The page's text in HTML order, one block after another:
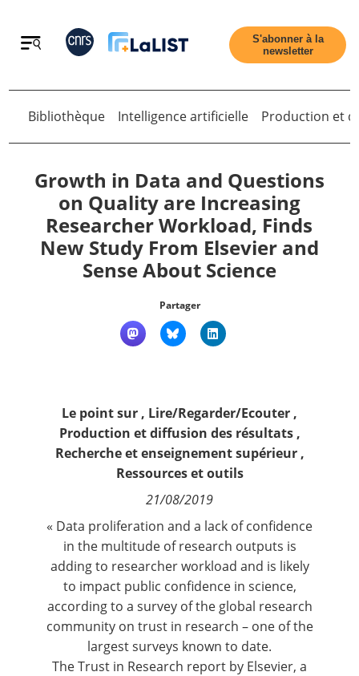
Retour
Accueil
Tous les articles
Qui sommes nous ?
Nous suivre
S'abonner à la
newsletter
Bibliothèque Intelligence artificielle Production et
Growth in Data and Questions
on Quality are Increasing
Researcher Workload, Finds
New Study From Elsevier and
Sense About Science
Partager
Le point sur , Lire/Regarder/Ecouter ,
Production et diffusion des résultats,
Recherche et enseignement supérieur,
Ressources et outils
21/08/2019
« Data proliferation and a lack of confidence
in the multitude of research outputs is
adding to researcher workload and is likely
to impact public confidence in science,
according to a survey of the global research
community on trust in research – one of the
largest surveys known to date.
The Trust in Research report by Elsevier, a